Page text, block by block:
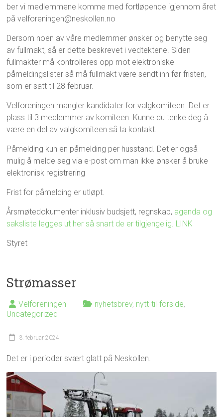
ber vi medlemmene komme med fortløpende igjennom året
på velforeningen@neskollen.no
Dersom noen av våre medlemmer ønsker og benytte seg
av fullmakt, så er dette beskrevet i vedtektene. Siden
fullmakter må kontrolleres opp mot elektroniske
påmeldingslister så må fullmakt være sendt inn før fristen,
som er satt til 28 februar.
Velforeningen mangler kandidater for valgkomiteen. Det er
plass til 3 medlemmer av komiteen. Kunne du tenke deg å
være en del av valgkomiteen så ta kontakt.
Påmelding kun en påmelding per husstand. Det er også
mulig å melde seg via e-post om man ikke ønsker å bruke
elektronisk registrering
Frist for påmelding er utløpt.
Årsmøtedokumenter inklusiv budsjett, regnskap, agenda og
saksliste legges ut her så snart de er tilgjengelig. LINK
Styret
Strømasser
Velforeningen nyhetsbrev, nytt-til-forside,
Uncategorized
3. februar 2024
Det er i perioder svært glatt på Neskollen.